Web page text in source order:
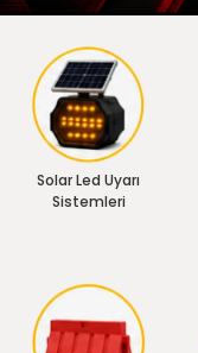
Solar Led Uyarı
Sistemleri